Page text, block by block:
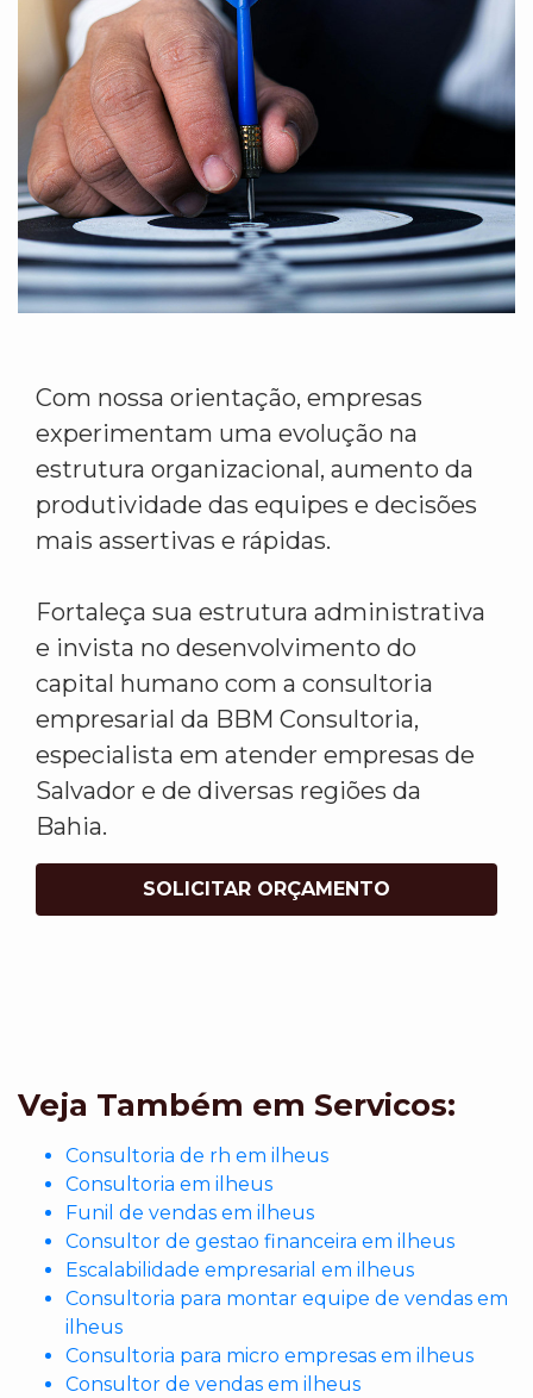
Com nossa orientação, empresas
experimentam uma evolução na
estrutura organizacional, aumento da
produtividade das equipes e decisões
mais assertivas e rápidas.
Fortaleça sua estrutura administrativa
e invista no desenvolvimento do
capital humano com a consultoria
empresarial da BBM Consultoria,
especialista em atender empresas de
Salvador e de diversas regiões da
Bahia.
SOLICITAR ORÇAMENTO
Veja Também em Servicos:
Consultoria de rh em ilheus
Consultoria em ilheus
Funil de vendas em ilheus
Consultor de gestao financeira em ilheus
Escalabilidade empresarial em ilheus
Consultoria para montar equipe de vendas em
ilheus
Consultoria para micro empresas em ilheus
Consultor de vendas em ilheus